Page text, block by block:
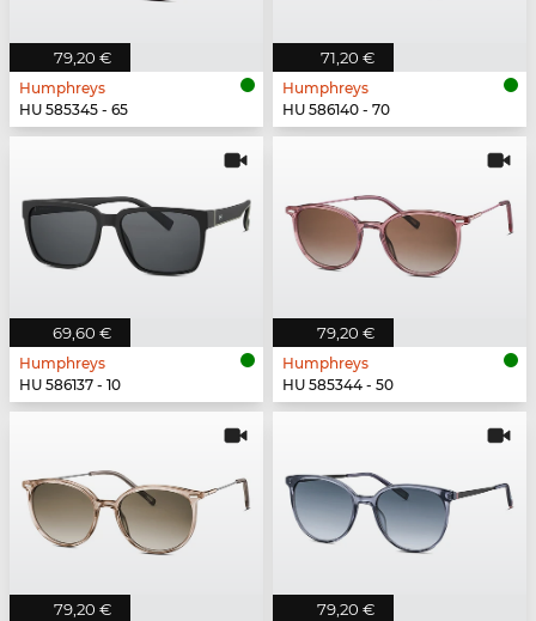
79,20 €
Humphreys
HU 585345 - 65
71,20 €
Humphreys
HU 586140 - 70
69,60 €
Humphreys
HU 586137 - 10
79,20 €
Humphreys
HU 585344 - 50
79,20 € 79,20 €